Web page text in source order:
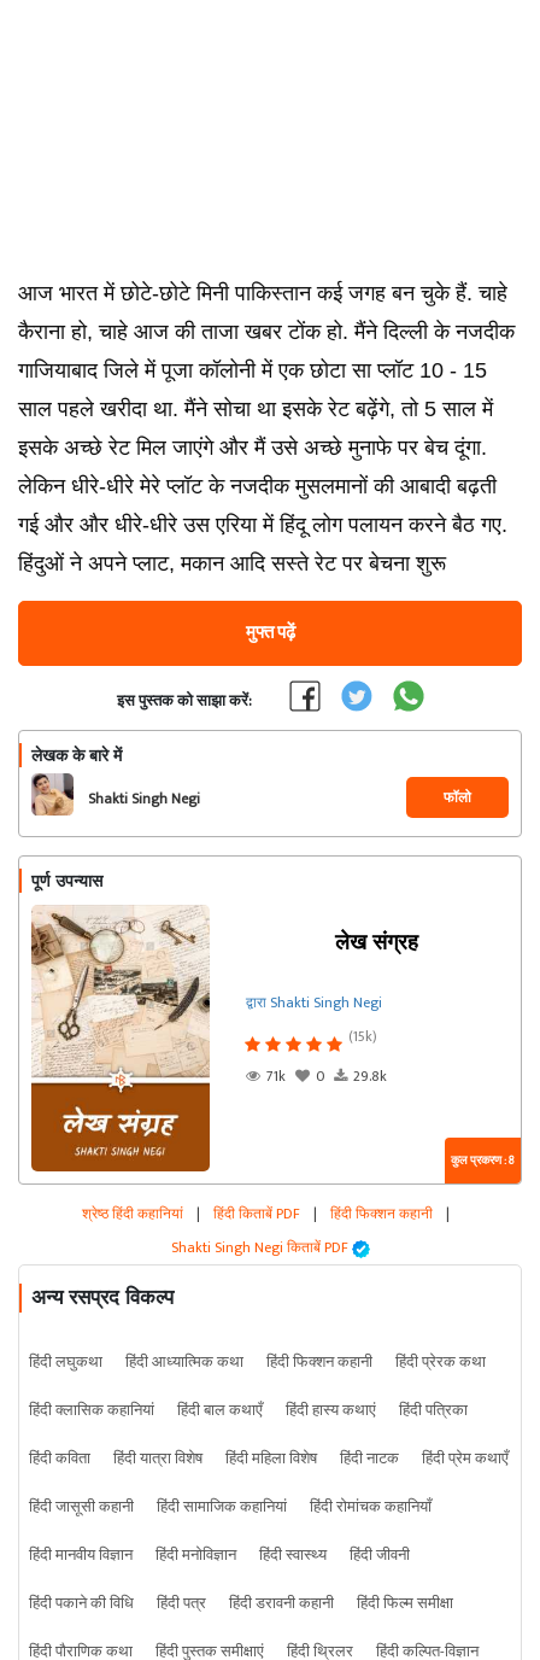
आज भारत में छोटे-छोटे मिनी पाकिस्तान कई जगह बन चुके हैं. चाहे
कैराना हो, चाहे आज की ताजा खबर टोंक हो. मैंने दिल्ली के नजदीक
गाजियाबाद जिले में पूजा कॉलोनी में एक छोटा सा प्लॉट 10 - 15
साल पहले खरीदा था. मैंने सोचा था इसके रेट बढ़ेंगे, तो 5 साल में
इसके अच्छे रेट मिल जाएंगे और मैं उसे अच्छे मुनाफे पर बेच दूंगा.
लेकिन धीरे-धीरे मेरे प्लॉट के नजदीक मुसलमानों की आबादी बढ़ती
गई और और धीरे-धीरे उस एरिया में हिंदू लोग पलायन करने बैठ गए.
हिंदुओं ने अपने प्लाट, मकान आदि सस्ते रेट पर बेचना शुरू
मुफ्त पढ़ें
इस पुस्तक को साझा करें:
लेखक के बारे में
Shakti Singh Negi फॉलो
पूर्ण उपन्यास
लेख संग्रह
द्वारा Shakti Singh Negi
(15k)
71k
0 29.8k
कुल प्रकरण : 8
श्रेष्ठ हिंदी कहानियां | हिंदी किताबें PDF | हिंदी फिक्शन कहानी |
Shakti Singh Negi किताबें PDF
अन्य रसप्रद विकल्प
हिंदी लघुकथा हिंदी आध्यात्मिक कथा हिंदी फिक्शन कहानी
हिंदी प्रेरक कथा
हिंदी क्लासिक कहानियां
हिंदी बाल कथाएँ हिंदी हास्य कथाएं
हिंदी पत्रिका
हिंदी कविता
हिंदी यात्रा विशेष हिंदी महिला विशेष हिंदी नाटक
हिंदी प्रेम कथाएँ
हिंदी जासूसी कहानी
हिंदी सामाजिक कहानियां
हिंदी रोमांचक कहानियाँ
हिंदी मानवीय विज्ञान
हिंदी मनोविज्ञान हिंदी स्वास्थ्य
हिंदी जीवनी
हिंदी पकाने की विधि
हिंदी पत्र हिंदी डरावनी कहानी
हिंदी फिल्म समीक्षा
हिंदी पौराणिक कथा
हिंदी पुस्तक समीक्षाएं हिंदी थ्रिलर हिंदी कल्पित-विज्ञान